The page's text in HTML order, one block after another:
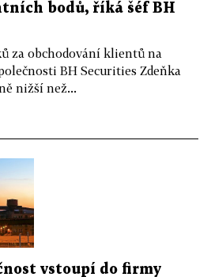
bodů, říká šéf BH
za obchodování klientů na
BH Securities Zdeňka
nižší než...
vstoupí do firmy